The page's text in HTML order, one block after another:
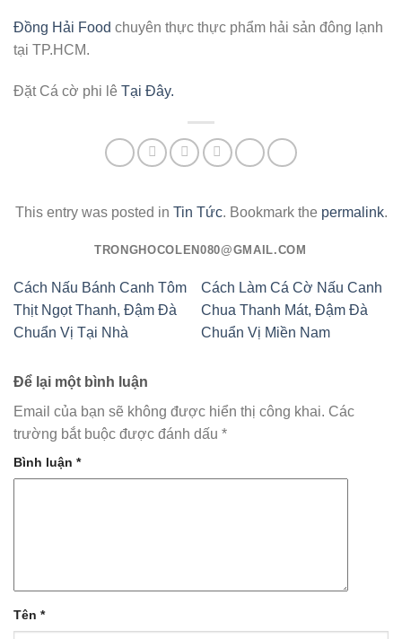
Đồng Hải Food chuyên thực thực phẩm hải sản đông lạnh
tại TP.HCM.
Đặt Cá cờ phi lê Tại Đây.
This entry was posted in Tin Tức. Bookmark the permalink.
TRONGHOCOLEN080@GMAIL.COM
Cách Nấu Bánh Canh Tôm
Thịt Ngọt Thanh, Đậm Đà
Chuẩn Vị Tại Nhà
Cách Làm Cá Cờ Nấu Canh
Chua Thanh Mát, Đậm Đà
Chuẩn Vị Miền Nam
Để lại một bình luận
Email của bạn sẽ không được hiển thị công khai. Các
trường bắt buộc được đánh dấu *
Bình luận *
Tên *